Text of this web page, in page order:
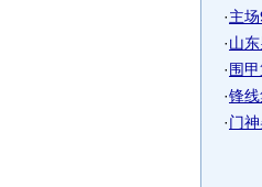
·主
·山
·围
·锋
·门